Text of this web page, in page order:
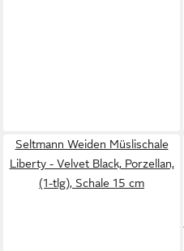
Seltmann Weiden Müslischale
Liberty - Velvet Black, Porzellan,
(1-tlg), Schale 15 cm